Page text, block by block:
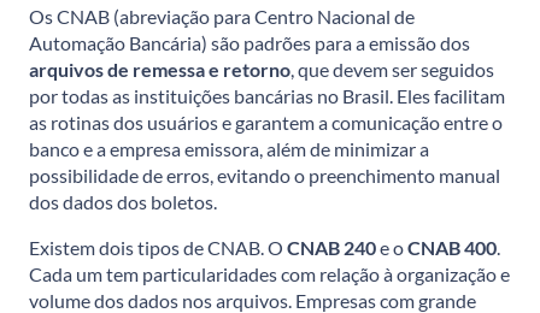
Os CNAB (abreviação para Centro Nacional de
Automação Bancária) são padrões para a emissão dos
arquivos de remessa e retorno, que devem ser seguidos
por todas as instituições bancárias no Brasil. Eles facilitam
as rotinas dos usuários e garantem a comunicação entre o
banco e a empresa emissora, além de minimizar a
possibilidade de erros, evitando o preenchimento manual
dos dados dos boletos.
Existem dois tipos de CNAB. O CNAB 240e oCNAB 400.
Cada um tem particularidades com relação à organização e
volume dos dados nos arquivos. Empresas com grande